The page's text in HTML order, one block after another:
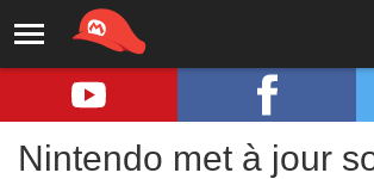
Nintendo met à jour